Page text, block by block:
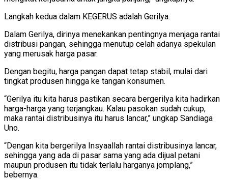
Langkah kedua dalam KEGERUS adalah Gerilya.
Dalam Gerilya, dirinya menekankan pentingnya menjaga rantai
distribusi pangan, sehingga menutup celah adanya spekulan
yang merusak harga pasar.
Dengan begitu, harga pangan dapat tetap stabil, mulai dari
tingkat produsen hingga ke tangan konsumen.
“Gerilya itu kita harus pastikan secara bergerilya kita hadirkan
harga-harga yang terjangkau. Kalau pasokan sudah cukup,
maka rantai distribusinya itu harus lancar,” ungkap Sandiaga
Uno.
“Dengan kita bergerilya Insyaallah rantai distribusinya lancar,
sehingga yang ada di pasar sama yang ada dijual petani
maupun produsen itu tidak terlalu harganya jomplang,”
bebernya.